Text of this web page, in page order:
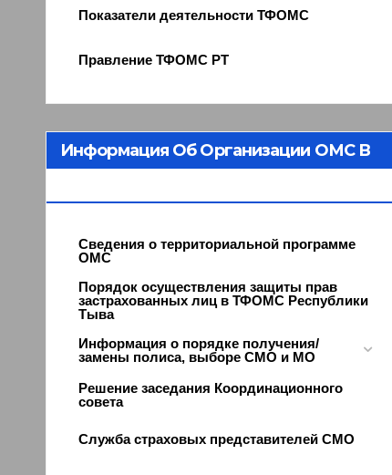
Показатели деятельности ТФОМС
Правление ТФОМС РТ
Информация Об Организации ОМС В
Сведения о территориальной программе
ОМС
Порядок осуществления защиты прав
застрахованных лиц в ТФОМС Республики
Тыва
Информация о порядке получения/
замены полиса, выборе СМО и МО
Решение заседания Координационного
совета
Служба страховых представителей СМО